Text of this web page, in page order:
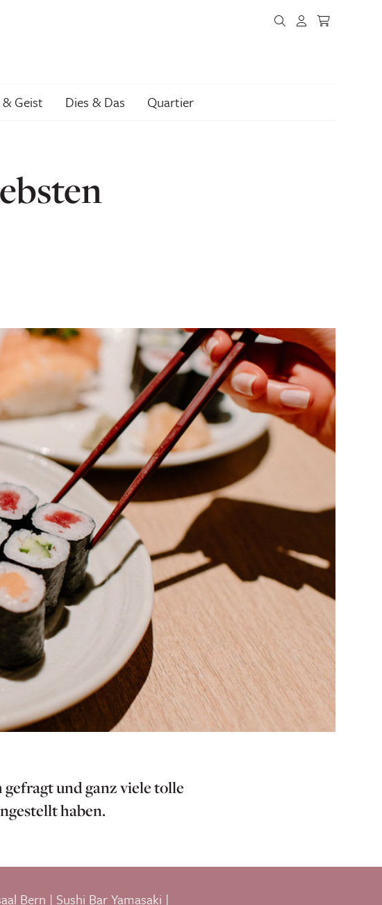
Geist Dies & Das Quartier
gefragt und ganz viele tolle
haben.
Bern | Sushi Bar Yamasaki |